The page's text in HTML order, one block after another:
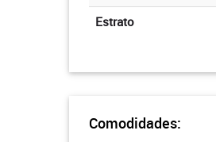
Estrato
Comodidades: